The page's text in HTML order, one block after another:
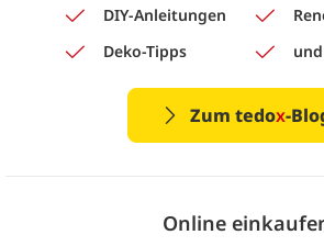
DIY-Anleitungen
Deko-Tipps
Zum tedox-
Online